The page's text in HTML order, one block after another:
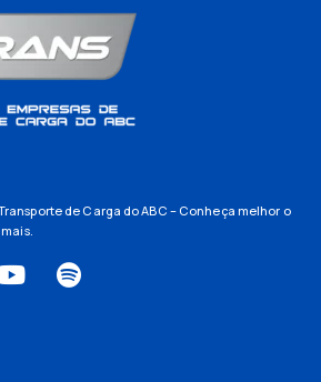
de Carga do ABC – Conheça melhor o